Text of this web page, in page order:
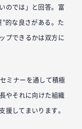
のでは」と回答。富
的な良さがある。た
プできるかは双方に
ミナーを通して積極
やそれに向けた組織
援してまいります。